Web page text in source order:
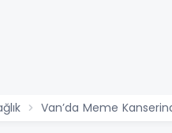
Van’da Meme